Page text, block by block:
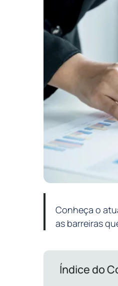
Conheça o
as barreiras
Índice do